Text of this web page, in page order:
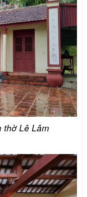
Lê Lâm